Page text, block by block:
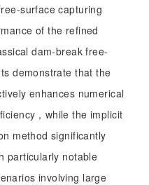
surface capturing
of the refined
dam-break free-
demonstrate that the
enhances numerical
，while the implicit
method significantly
particularly notable
involving large